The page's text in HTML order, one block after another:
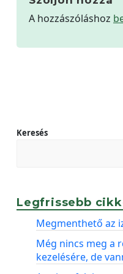
A hozzászóláshoz
Keresés
Legfrissebb
Megmenthető az
Még nincs meg a
kezelésére, de